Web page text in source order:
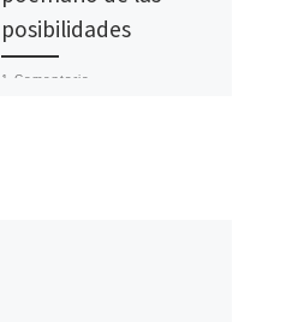
posibilidades
1 Comentario